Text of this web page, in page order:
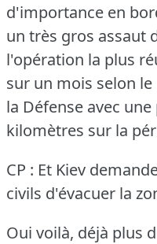
d'importance en
un très gros assaut
l'opération la plus
sur un mois selon
la Défense avec
kilomètres sur la
CP : Et Kiev
civils d'évacuer la
Oui voilà, déjà plus